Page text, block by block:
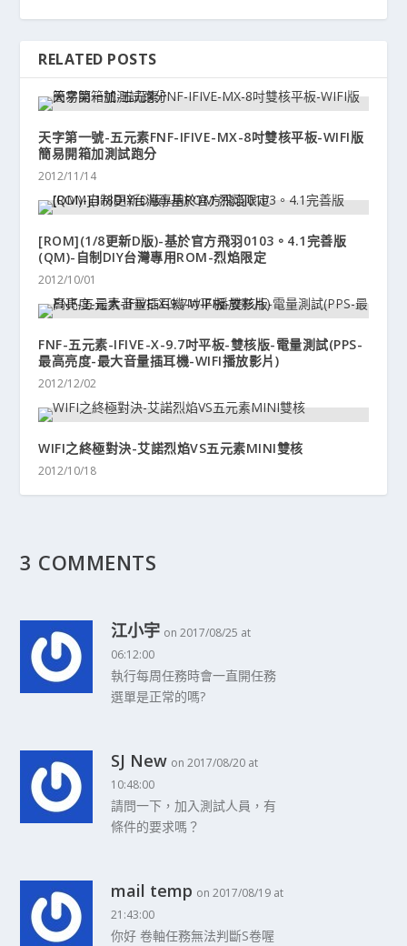
RELATED POSTS
天字第一號-五元素FNF-IFIVE-MX-8吋雙核平板-WIFI版
簡易開箱加測試跑分
2012/11/14
[ROM](1/8更新D版)-基於官方飛羽0103。4.1完善版
(QM)-自制DIY台灣專用ROM-烈焰限定
2012/10/01
FNF-五元素-IFIVE-X-9.7吋平板-雙核版-電量測試(PPS-
最高亮度-最大音量插耳機-WIFI播放影片)
2012/12/02
WIFI之終極對決-艾諾烈焰VS五元素MINI雙核
2012/10/18
3 COMMENTS
江小宇 on 2017/08/25 at
06:12:00
執行每周任務時會一直開任務
選單是正常的嗎?
SJ New on 2017/08/20 at
10:48:00
請問一下，加入測試人員，有
條件的要求嗎？
mail temp on 2017/08/19 at
21:43:00
你好 卷軸任務無法判斷S卷喔